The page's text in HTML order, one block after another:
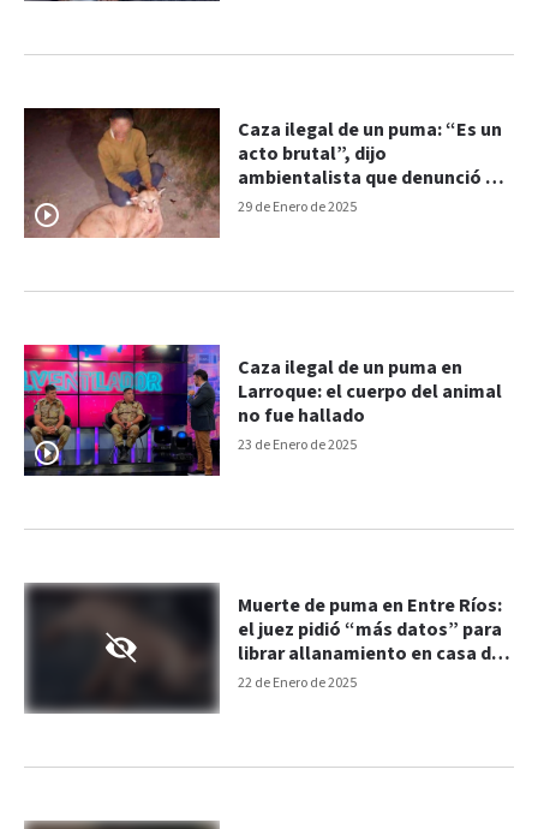
29 de Enero de 2025
Caza ilegal de un puma: “Es un
acto brutal”, dijo
ambientalista que denunció el
hecho
23 de Enero de 2025
Caza ilegal de un puma en
Larroque: el cuerpo del animal
no fue hallado
22 de Enero de 2025
Muerte de puma en Entre Ríos:
el juez pidió “más datos” para
librar allanamiento en casa de
sospechoso